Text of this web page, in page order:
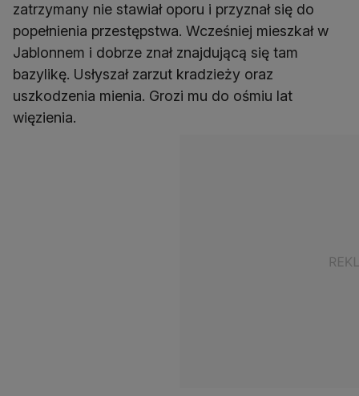
zatrzymany nie stawiał oporu i przyznał się do
popełnienia przestępstwa. Wcześniej mieszkał w
Jablonnem i dobrze znał znajdującą się tam
bazylikę. Usłyszał zarzut kradzieży oraz
uszkodzenia mienia. Grozi mu do ośmiu lat
więzienia.